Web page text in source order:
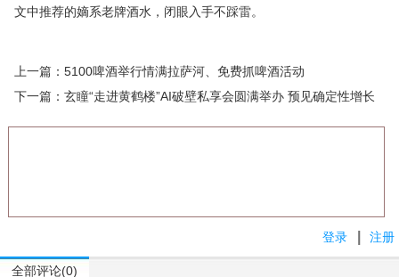
文中推荐的嫡系老牌酒水，闭眼入手不踩雷。
上一篇： 5100啤酒举行情满拉萨河、免费抓啤酒活动
下一篇： 玄瞳“走进黄鹤楼”AI破壁私享会圆满举办 预见确定性增长
注册
登录
全部评论(0)